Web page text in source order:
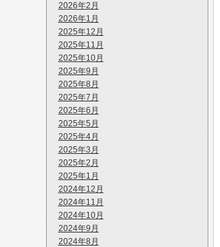
2026年2月
2026年1月
2025年12月
2025年11月
2025年10月
2025年9月
2025年8月
2025年7月
2025年6月
2025年5月
2025年4月
2025年3月
2025年2月
2025年1月
2024年12月
2024年11月
2024年10月
2024年9月
2024年8月